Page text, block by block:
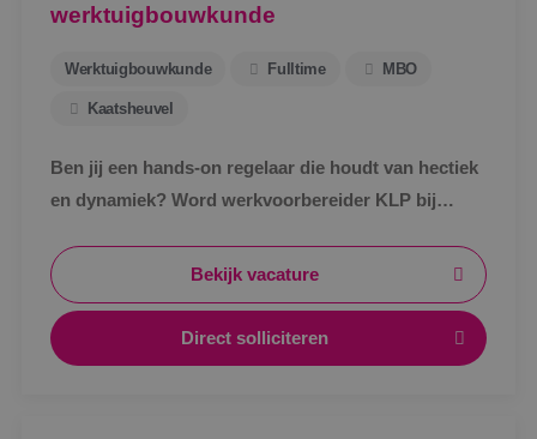
werktuigbouwkunde
Werktuigbouwkunde Fulltime MBO
Kaatsheuvel
Ben jij een hands-on regelaar die houdt van hectiek
en dynamiek? Word werkvoorbereider KLP bij
Bekijk vacature
Direct solliciteren